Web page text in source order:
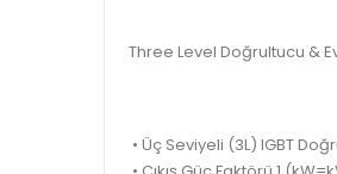
Three Level Doğrultucu &
• Üç Seviyeli (3L) IGBT